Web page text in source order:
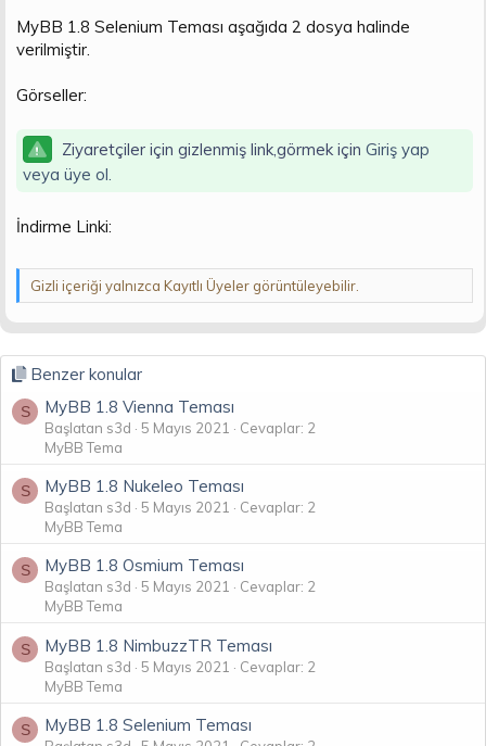
a
t
n
r
i
MyBB 1.8 Selenium Teması aşağıda 2 dosya halinde
verilmiştir.
Görseller:
Ziyaretçiler için gizlenmiş link,görmek için Giriş yap
veya üye ol.
İndirme Linki:
Gizli içeriği yalnızca Kayıtlı Üyeler görüntüleyebilir.
Benzer konular
S MyBB 1.8 Vienna Teması
Başlatan s3d 5 Mayıs 2021
Cevaplar: 2
MyBB Tema
S MyBB 1.8 Nukeleo Teması
Başlatan s3d 5 Mayıs 2021
Cevaplar: 2
MyBB Tema
S MyBB 1.8 Osmium Teması
Başlatan s3d 5 Mayıs 2021
Cevaplar: 2
MyBB Tema
S MyBB 1.8 NimbuzzTR Teması
Başlatan s3d 5 Mayıs 2021
Cevaplar: 2
MyBB Tema
S MyBB 1.8 Selenium Teması